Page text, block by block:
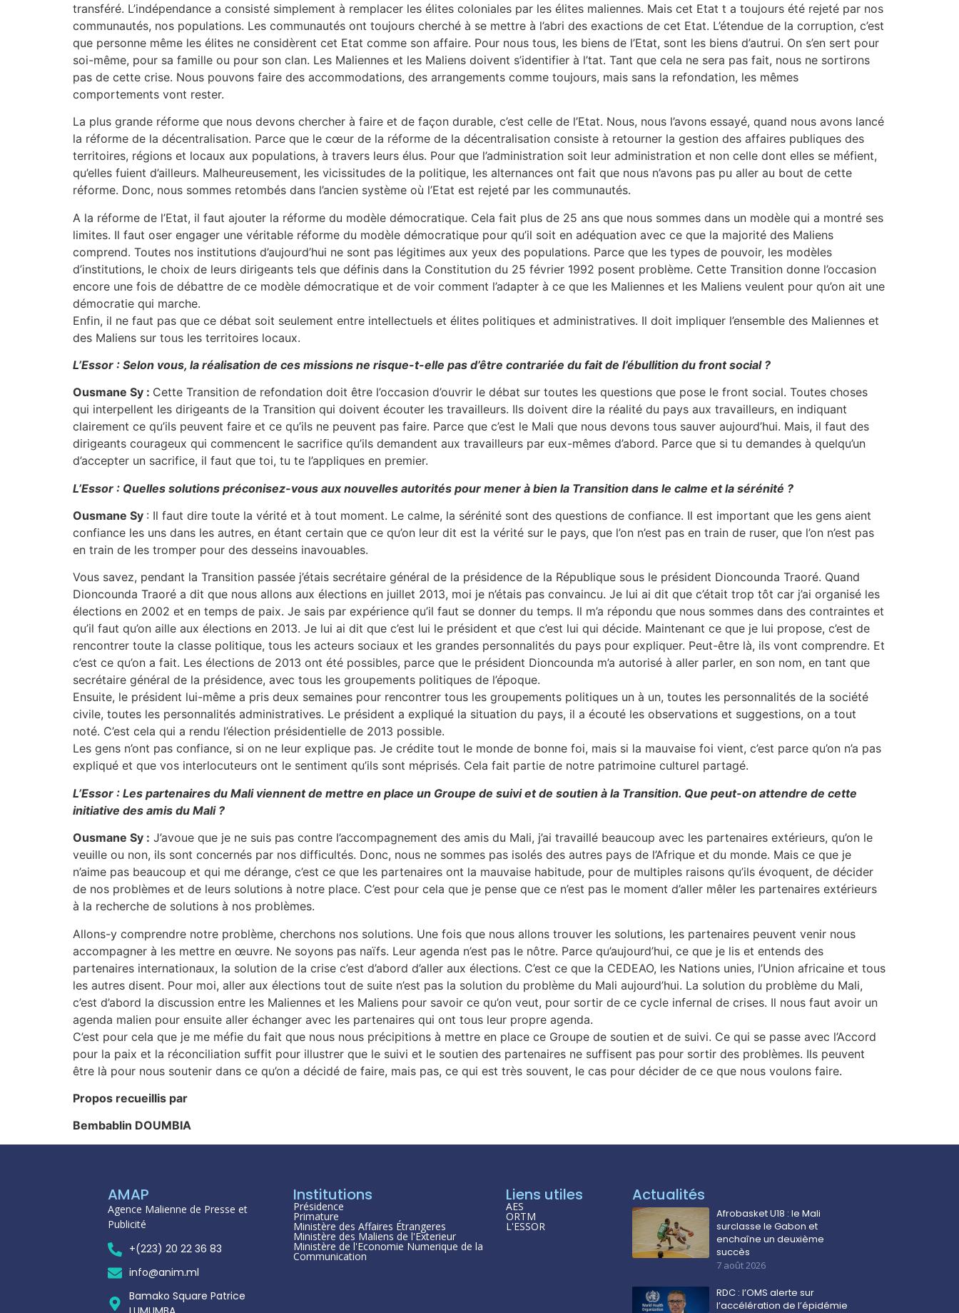
transféré. L’indépendance a consisté simplement à remplacer les élites coloniales par les élites maliennes. Mais cet Etat t a toujours été rejeté par nos
communautés, nos populations. Les communautés ont toujours cherché à se mettre à l’abri des exactions de cet Etat. L’étendue de la corruption, c’est
que personne même les élites ne considèrent cet Etat comme son affaire. Pour nous tous, les biens de l’Etat, sont les biens d’autrui. On s’en sert pour
soi-même, pour sa famille ou pour son clan. Les Maliennes et les Maliens doivent s’identifier à l’tat. Tant que cela ne sera pas fait, nous ne sortirons
pas de cette crise. Nous pouvons faire des accommodations, des arrangements comme toujours, mais sans la refondation, les mêmes
comportements vont rester.
La plus grande réforme que nous devons chercher à faire et de façon durable, c’est celle de l’Etat. Nous, nous l’avons essayé, quand nous avons lancé
la réforme de la décentralisation. Parce que le cœur de la réforme de la décentralisation consiste à retourner la gestion des affaires publiques des
territoires, régions et locaux aux populations, à travers leurs élus. Pour que l’administration soit leur administration et non celle dont elles se méfient,
qu’elles fuient d’ailleurs. Malheureusement, les vicissitudes de la politique, les alternances ont fait que nous n’avons pas pu aller au bout de cette
réforme. Donc, nous sommes retombés dans l’ancien système où l’Etat est rejeté par les communautés.
A la réforme de l’Etat, il faut ajouter la réforme du modèle démocratique. Cela fait plus de 25 ans que nous sommes dans un modèle qui a montré ses
limites. Il faut oser engager une véritable réforme du modèle démocratique pour qu’il soit en adéquation avec ce que la majorité des Maliens
comprend. Toutes nos institutions d’aujourd’hui ne sont pas légitimes aux yeux des populations. Parce que les types de pouvoir, les modèles
d’institutions, le choix de leurs dirigeants tels que définis dans la Constitution du 25 février 1992 posent problème. Cette Transition donne l’occasion
encore une fois de débattre de ce modèle démocratique et de voir comment l’adapter à ce que les Maliennes et les Maliens veulent pour qu’on ait une
démocratie qui marche.
Enfin, il ne faut pas que ce débat soit seulement entre intellectuels et élites politiques et administratives. Il doit impliquer l’ensemble des Maliennes et
des Maliens sur tous les territoires locaux.
L’Essor : Selon vous, la réalisation de ces missions ne risque-t-elle pas d’être contrariée du fait de l’ébullition du front social ?
Ousmane Sy : Cette Transition de refondation doit être l’occasion d’ouvrir le débat sur toutes les questions que pose le front social. Toutes choses
qui interpellent les dirigeants de la Transition qui doivent écouter les travailleurs. Ils doivent dire la réalité du pays aux travailleurs, en indiquant
clairement ce qu’ils peuvent faire et ce qu’ils ne peuvent pas faire. Parce que c’est le Mali que nous devons tous sauver aujourd’hui. Mais, il faut des
dirigeants courageux qui commencent le sacrifice qu’ils demandent aux travailleurs par eux-mêmes d’abord. Parce que si tu demandes à quelqu’un
d’accepter un sacrifice, il faut que toi, tu te l’appliques en premier.
L’Essor : Quelles solutions préconisez-vous aux nouvelles autorités pour mener à bien la Transition dans le calme et la sérénité ?
Ousmane Sy : Il faut dire toute la vérité et à tout moment. Le calme, la sérénité sont des questions de confiance. Il est important que les gens aient
confiance les uns dans les autres, en étant certain que ce qu’on leur dit est la vérité sur le pays, que l’on n’est pas en train de ruser, que l’on n’est pas
en train de les tromper pour des desseins inavouables.
Vous savez, pendant la Transition passée j’étais secrétaire général de la présidence de la République sous le président Dioncounda Traoré. Quand
Dioncounda Traoré a dit que nous allons aux élections en juillet 2013, moi je n’étais pas convaincu. Je lui ai dit que c’était trop tôt car j’ai organisé les
élections en 2002 et en temps de paix. Je sais par expérience qu’il faut se donner du temps. Il m’a répondu que nous sommes dans des contraintes et
qu’il faut qu’on aille aux élections en 2013. Je lui ai dit que c’est lui le président et que c’est lui qui décide. Maintenant ce que je lui propose, c’est de
rencontrer toute la classe politique, tous les acteurs sociaux et les grandes personnalités du pays pour expliquer. Peut-être là, ils vont comprendre. Et
c’est ce qu’on a fait. Les élections de 2013 ont été possibles, parce que le président Dioncounda m’a autorisé à aller parler, en son nom, en tant que
secrétaire général de la présidence, avec tous les groupements politiques de l’époque.
Ensuite, le président lui-même a pris deux semaines pour rencontrer tous les groupements politiques un à un, toutes les personnalités de la société
civile, toutes les personnalités administratives. Le président a expliqué la situation du pays, il a écouté les observations et suggestions, on a tout
noté. C’est cela qui a rendu l’élection présidentielle de 2013 possible.
Les gens n’ont pas confiance, si on ne leur explique pas. Je crédite tout le monde de bonne foi, mais si la mauvaise foi vient, c’est parce qu’on n’a pas
expliqué et que vos interlocuteurs ont le sentiment qu’ils sont méprisés. Cela fait partie de notre patrimoine culturel partagé.
L’Essor : Les partenaires du Mali viennent de mettre en place un Groupe de suivi et de soutien à la Transition. Que peut-on attendre de cette
initiative des amis du Mali ?
Ousmane Sy : J’avoue que je ne suis pas contre l’accompagnement des amis du Mali, j’ai travaillé beaucoup avec les partenaires extérieurs, qu’on le
veuille ou non, ils sont concernés par nos difficultés. Donc, nous ne sommes pas isolés des autres pays de l’Afrique et du monde. Mais ce que je
n’aime pas beaucoup et qui me dérange, c’est ce que les partenaires ont la mauvaise habitude, pour de multiples raisons qu’ils évoquent, de décider
de nos problèmes et de leurs solutions à notre place. C’est pour cela que je pense que ce n’est pas le moment d’aller mêler les partenaires extérieurs
à la recherche de solutions à nos problèmes.
Allons-y comprendre notre problème, cherchons nos solutions. Une fois que nous allons trouver les solutions, les partenaires peuvent venir nous
accompagner à les mettre en œuvre. Ne soyons pas naïfs. Leur agenda n’est pas le nôtre. Parce qu’aujourd’hui, ce que je lis et entends des
partenaires internationaux, la solution de la crise c’est d’abord d’aller aux élections. C’est ce que la CEDEAO, les Nations unies, l’Union africaine et tous
les autres disent. Pour moi, aller aux élections tout de suite n’est pas la solution du problème du Mali aujourd’hui. La solution du problème du Mali,
c’est d’abord la discussion entre les Maliennes et les Maliens pour savoir ce qu’on veut, pour sortir de ce cycle infernal de crises. Il nous faut avoir un
agenda malien pour ensuite aller échanger avec les partenaires qui ont tous leur propre agenda.
C’est pour cela que je me méfie du fait que nous nous précipitions à mettre en place ce Groupe de soutien et de suivi. Ce qui se passe avec l’Accord
pour la paix et la réconciliation suffit pour illustrer que le suivi et le soutien des partenaires ne suffisent pas pour sortir des problèmes. Ils peuvent
être là pour nous soutenir dans ce qu’on a décidé de faire, mais pas, ce qui est très souvent, le cas pour décider de ce que nous voulons faire.
Propos recueillis par
Bembablin DOUMBIA
AMAP
Agence Malienne de Presse et
Publicité
+(223) 20 22 36 83
info@anim.ml
Bamako Square Patrice
Institutions
Présidence
Primature
Ministère des Affaires Étrangeres
Ministère des Maliens de l'Exterieur
Ministère de l'Economie Numerique de la
Communication
Liens utiles
AES
ORTM
L'ESSOR
Actualités
Afrobasket U18 : le Mali
surclasse le Gabon et
enchaîne un deuxième
succès
7 août 2026
RDC : l’OMS alerte sur
l’accélération de l’épidémie